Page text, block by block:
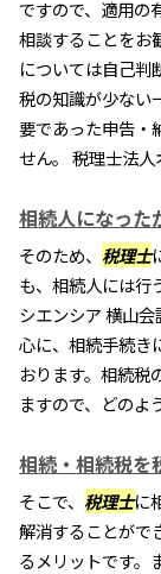
ですので、適用の
相談することをお
については自己判
税の知識が少ない
要であった申告・
せん。 税理士法
相続人になった
そのため、 税理士
も、相続人には行
シエンシア 横山
心に、相続手続き
おります。相続税
ますので、どのよ
相続・相続税を
そこで、 税理士に
解消することがで
るメリットです。